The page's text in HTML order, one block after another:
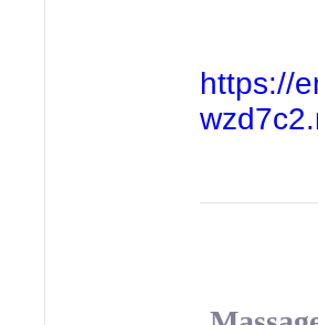
https://